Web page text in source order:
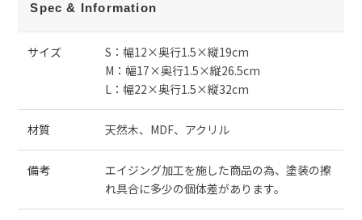
Spec & Information
サイズ
S：幅12×奥行1.5×縦19cm
M：幅17×奥行1.5×縦26.5cm
L：幅22×奥行1.5×縦32cm
材質 天然木、MDF、アクリル
備考
エイジング加工を施した商品の為、塗装の擦
れ具合に多少の個体差があります。